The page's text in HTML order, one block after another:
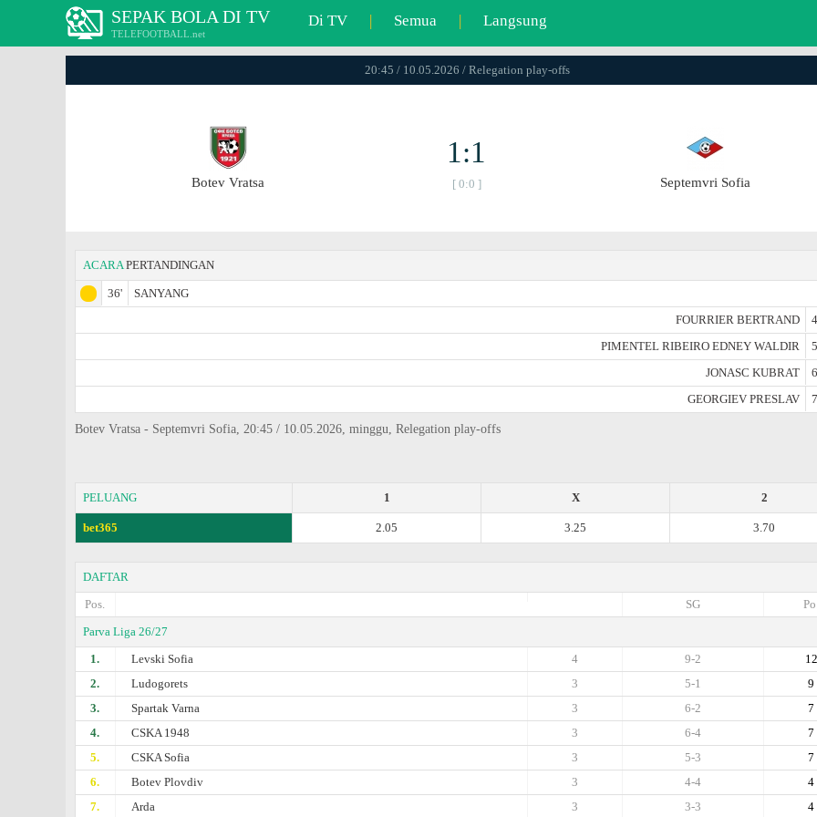
SEPAK BOLA DI TV
TELEFOOTBALL.net
Di TV | Semua | Langsung
20:45 / 10.05.2026 / Relegation play-offs
Botev Vratsa
1:1
[ 0:0 ] Septemvri Sofia
ACARAPERTANDINGAN
36'
SANYANG
FOURRIER BERTRAND
PIMENTEL RIBEIRO EDNEY WALDIR
JONASC KUBRAT
GEORGIEV PRESLAV
Botev Vratsa - Septemvri Sofia, 20:45 / 10.05.2026, minggu, Relegation play-offs
PELUANG 2
X
1
bet365 3.70
3.25
2.05
DAFTAR
Pos.
SG
Parva Liga 26/27
1.
Levski Sofia 12
9-2
4
2.
Ludogorets 9
5-1
3
3.
Spartak Varna 7
6-2
3
4.
CSKA 1948 7
6-4
3
5.
CSKA Sofia 7
5-3
3
6.
Botev Plovdiv 4
4-4
3
7.
Arda 4
3-3
3